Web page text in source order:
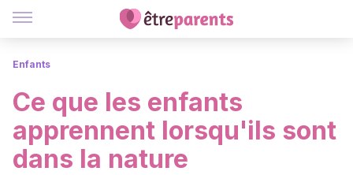
Enfants
Ce que les enfants
apprennent lorsqu'ils sont
dans la nature